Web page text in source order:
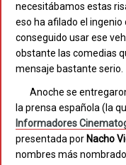
necesitábamos estas
eso ha afilado el
conseguido usar ese
obstante las comedias
mensaje bastante serio.
Anoche se
la prensa española (la
Informadores
presentada por Nacho
nombres más